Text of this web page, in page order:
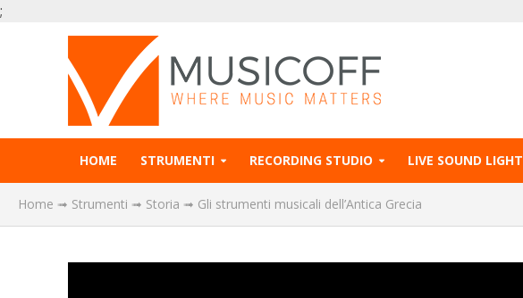
;
HOME STRUMENTI RECORDING STUDIO LIVE SOUND LIGHT
Home ➟ Strumenti ➟ Storia ➟ Gli strumenti musicali dell’Antica Grecia